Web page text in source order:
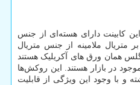
کابینت دارای هسته‌ای از جنس
متریال ملامینه از جنس متریال
همان ورق ‌های آکریلیک هستند
در بازار هستند. این روکش‌ها
داشته و با وجود این ویژگی از قابلیت